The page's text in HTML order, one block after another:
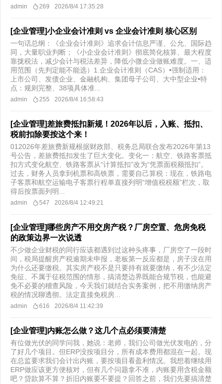
admin 269 2026/8/4 17:35:28
[企业管理]小企业会计准则 vs 企业会计准则 核心区别
一句话总纲：《企业会计准则》追求会计信息严谨、公允、国际趋
同，大量职业判断；《小企业会计准则》彻底简化核算、最大程度
靠拢税法，减少会计与税法差异，降低小微企业做账难度。一、适
用范围（先判定能不能选）1.企业会计准则（CAS）•强制适用：
上市公司、发债企业、金融机构、集团母子公司、大中型企业•特
点：规则完整、38项具体准...
admin 255 2026/8/4 16:58:43
[企业管理]差旅费抵扣新规！2026年以后，入账、抵扣、
税前扣除要按这个来！
012026年差旅费新规根据财政部、税务总局联合发布2026年第13
号公告，差旅费抵扣发生了巨大变化。变化一：航空、铁路客票抵
扣方式变化航空、铁路客票从“计算抵扣”改为“凭票面税额抵扣”。
过去，财务人员拿到机票和高铁票，需要自己算税：现在，铁路电
子客票和航空运输电子客票行程单直接列明“增值税税额”栏次，取
得后按票面列明...
admin 547 2026/8/4 12:49:21
[企业管理]哪些房产不用交房产税？厂房空置、危房免税
的政策边界一次说透
不少做企业财税的同行应该都遇到过这种头疼事，厂房空了一段时
间，税局提醒房产税逾期未申报，老板第一反应都是，房子没在用
为什么还要缴税。其实房产税不是只要持有就要缴纳，有不少法定
免征、不属于征税范围的情形，搞清楚边界既能合规节税，也能避
免不必要的稽查风险，今天我们就结合实务案例，把不用缴纳房产
税的情况聊透彻。法定直接免税房...
admin 616 2026/8/4 11:42:39
[企业管理]内账怎么做？这几个点必须要清楚
有位做光伏的同学问我，她说：老师，我们公司做光伏发电的，分
了好几个项目。但ERP没按项目分，所有成本费用都混在一起。现
在总监要求我们会计出内账，要按项目看盈利情况。我想着继续用
ERP做应该更方便核对，但有几个问题拿不准，内账要用含税金额
吧？贷款算不算？折旧内账要不要提？回答之前，我们先要搞清楚